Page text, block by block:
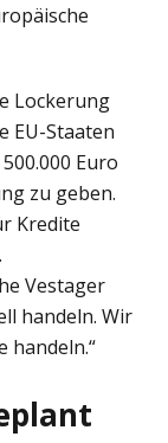
Lockerung
EU-Staaten
Euro
zu geben.
Kredite
Vestager
handeln. Wir
handeln.“